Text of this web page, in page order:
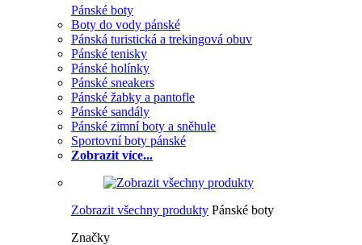
Pánské boty
Boty do vody pánské
Pánská turistická a trekingová obuv
Pánské tenisky
Pánské holínky
Pánské sneakers
Pánské žabky a pantofle
Pánské sandály
Pánské zimní boty a sněhule
Sportovní boty pánské
Zobrazit více...
Zobrazit všechny produkty Pánské boty
Značky